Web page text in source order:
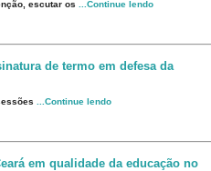
escutar os ...Continue lendo
de termo em defesa da
...Continue lendo
em qualidade da educação no